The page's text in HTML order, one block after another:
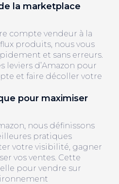
la marketplace
compte vendeur à la
produits, nous vous
et sans erreurs.
leviers d’Amazon pour
et faire décoller votre
pour maximiser
nous définissons
pratiques
votre visibilité, gagner
vos ventes. Cette
pour vendre sur